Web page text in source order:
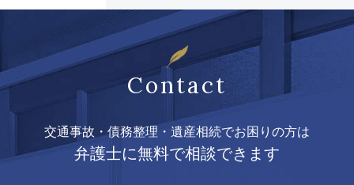
Contact
交通事故・債務整理・遺産相続でお困りの方は
弁護士に無料で相談できます